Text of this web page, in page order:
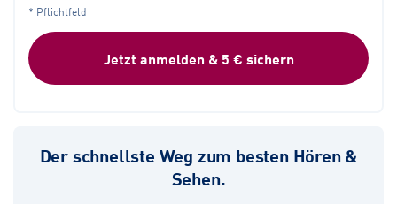
* Pflichtfeld
Jetzt anmelden & 5 € sichern
Der schnellste Weg zum besten Hören &
Sehen.